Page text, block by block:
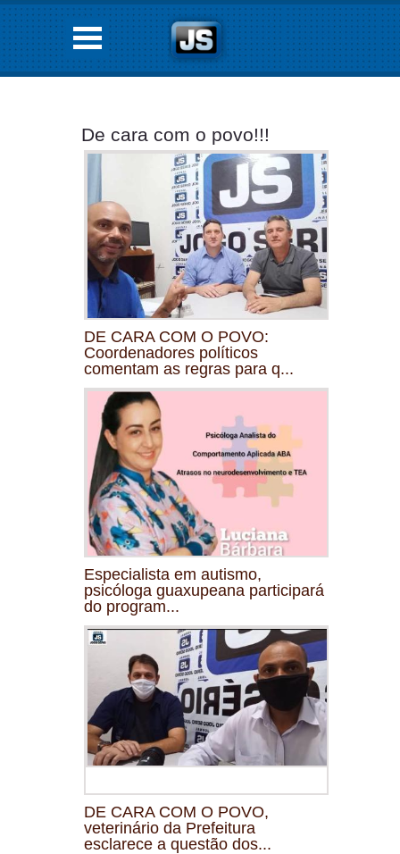
De cara com o povo!!!
DE CARA COM O POVO:
Coordenadores políticos
comentam as regras para q...
Especialista em autismo,
psicóloga guaxupeana participará
do program...
DE CARA COM O POVO,
veterinário da Prefeitura
esclarece a questão dos...